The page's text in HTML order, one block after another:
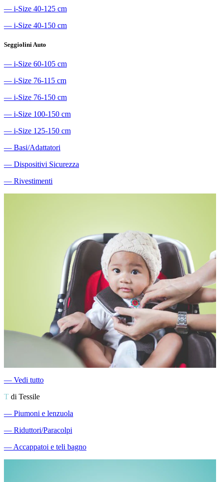
― i-Size 40-125 cm
― i-Size 40-150 cm
Seggiolini Auto
― i-Size 60-105 cm
― i-Size 76-115 cm
― i-Size 76-150 cm
― i-Size 100-150 cm
― i-Size 125-150 cm
― Basi/Adattatori
― Dispositivi Sicurezza
― Rivestimenti
― Vedi tutto
T di Tessile
― Piumoni e lenzuola
― Riduttori/Paracolpi
―Accappatoi e teli bagno